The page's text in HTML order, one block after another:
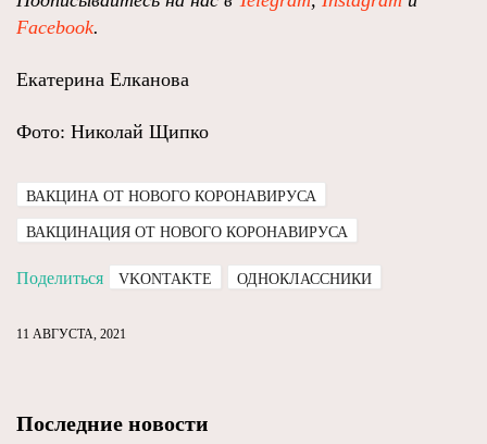
Facebook.
Екатерина Елканова
Фото: Николай Щипко
ВАКЦИНА ОТ НОВОГО КОРОНАВИРУСА
ВАКЦИНАЦИЯ ОТ НОВОГО КОРОНАВИРУСА
Поделиться VKONTAKTE ОДНОКЛАССНИКИ
11 АВГУСТА, 2021
Последние новости